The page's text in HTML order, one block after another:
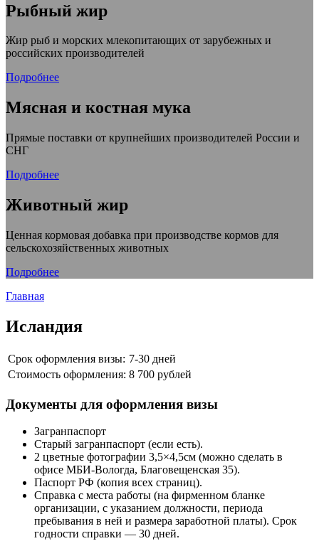
Рыбный жир
Жир рыб и морских млекопитающих от зарубежных и
российских производителей
Подробнее
Мясная и костная мука
Прямые поставки от крупнейших производителей России и
СНГ
Подробнее
Животный жир
Ценная кормовая добавка при производстве кормов для
сельскохозяйственных животных
Подробнее
Главная
Исландия
Срок оформления визы: 7-30 дней
Стоимость оформления: 8 700 рублей
Документы для оформления визы
Загранпаспорт
Старый загранпаспорт (если есть).
2 цветные фотографии 3,5×4,5см (можно сделать в
офисе MБИ-Вологда, Благовещенская 35).
Паспорт РФ (копия всех страниц).
Справка с места работы (на фирменном бланке
организации, с указанием должности, периода
пребывания в ней и размера заработной платы). Срок
годности справки — 30 дней.